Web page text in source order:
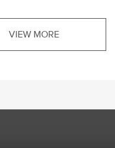
VIEW MORE